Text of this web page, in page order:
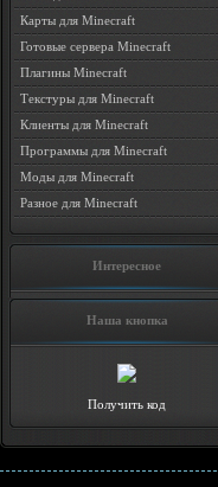
Карты для Minecraft
Готовые сервера Minecraft
Плагины Minecraft
Текстуры для Minecraft
Клиенты для Minecraft
Программы для Minecraft
Моды для Minecraft
Разное для Minecraft
Интересное
Наша кнопка
Получить код